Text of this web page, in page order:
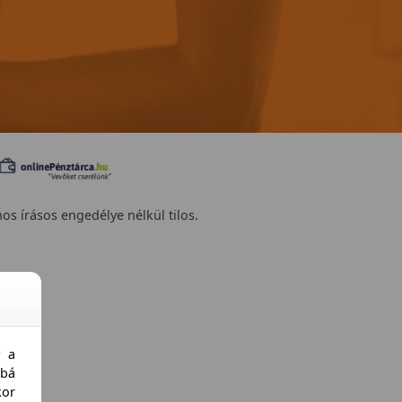
írásos engedélye nélkül tilos.
a